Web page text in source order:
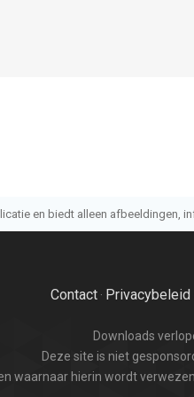
en biedt alleen afbeeldingen,
Contact· Privacybeleid
Downloads
Deze site is niet
waarnaar hierin wordt